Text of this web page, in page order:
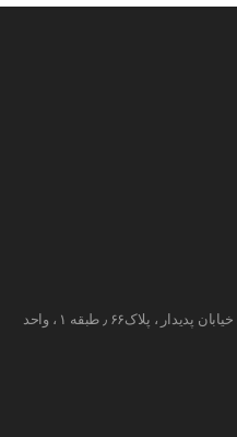
جهان کودک ، خیابان نلسون ماندلا(جردن) ، خیابان پدیدار ، پلاک۶۶ ٫ طبقه ۱ ، واحد